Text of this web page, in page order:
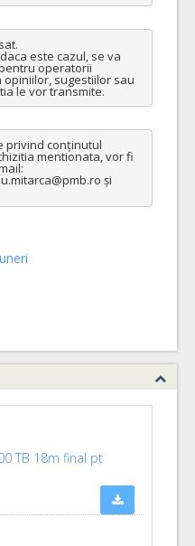
este cazul, se va
operatorii
sugestiilor sau
le vor transmite.
privind conținutul
mentionata, vor fi
și
TB 18m final pt